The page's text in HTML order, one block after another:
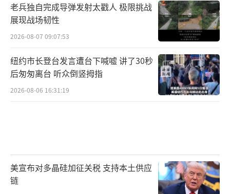
老兵独自完成导弹发射太戳人 极限挑战
展现战场韧性
2026-08-07 09:07:53
纽约市长登台发言遭台下喊嘘 讲了30秒
后匆匆离台 听众倒竖拇指
2026-08-06 16:31:19
美宣布对多晶硅加征关税 支持本土供应
链